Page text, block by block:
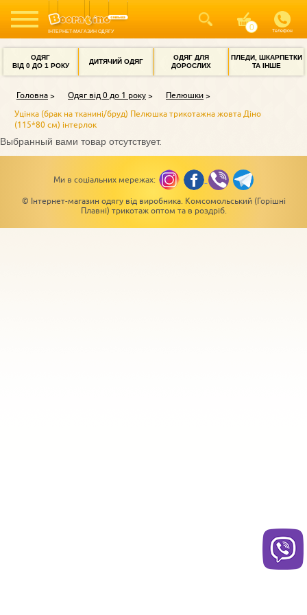
ІНТЕРНЕТ-МАГАЗИН ОДЯГУ Телефон
ОДЯГ
ВІД 0 ДО 1 РОКУ
ДИТЯЧИЙ ОДЯГ
ОДЯГ ДЛЯ
ДОРОСЛИХ
ПЛЕДИ, ШКАРПЕТКИ
ТА ІНШЕ
Головна Одяг від 0 до 1 року
Пелюшки
Уцінка (брак на тканині/бруд) Пелюшка трикотажна жовта Діно
(115*80 см) інтерлок
Выбранный вами товар отсутствует.
Ми в соціальних мережах:
© Інтернет-магазин одягу від виробника. Комсомольський (Горішні
Плавні) трикотаж оптом та в роздріб.